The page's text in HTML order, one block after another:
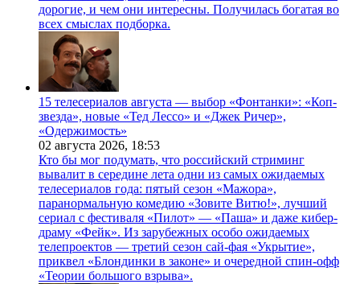
дорогие, и чем они интересны. Получилась богатая во
всех смыслах подборка.
15 телесериалов августа — выбор «Фонтанки»: «Коп-
звезда», новые «Тед Лессо» и «Джек Ричер»,
«Одержимость»
02 августа 2026, 18:53
Кто бы мог подумать, что российский стриминг
вывалит в середине лета одни из самых ожидаемых
телесериалов года: пятый сезон «Мажора»,
паранормальную комедию «Зовите Витю!», лучший
сериал с фестиваля «Пилот» — «Паша» и даже кибер-
драму «Фейк». Из зарубежных особо ожидаемых
телепроектов — третий сезон сай-фая «Укрытие»,
приквел «Блондинки в законе» и очередной спин-офф
«Теории большого взрыва».